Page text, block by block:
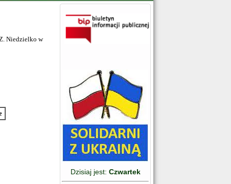
Dzisiaj jest: Czwartek